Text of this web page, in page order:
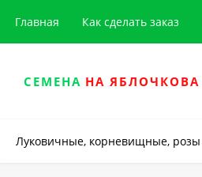
Главная Как сделать заказ
СЕМЕНА НА ЯБЛОЧКОВА
Луковичные, корневищные, розы